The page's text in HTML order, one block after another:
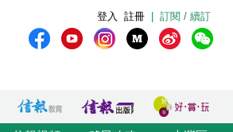
訂閱 / 續訂
註冊
登入